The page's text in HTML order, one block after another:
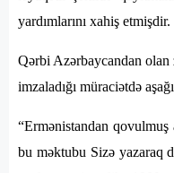
yardımlarını xahiş etmişdir.
Qərbi Azərbaycandan olan
imzaladığı müraciətdə
“Ermənistandan qovulmuş
bu məktubu Sizə yazaraq